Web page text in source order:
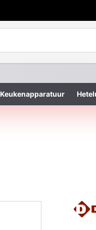
Keukenapparatuur